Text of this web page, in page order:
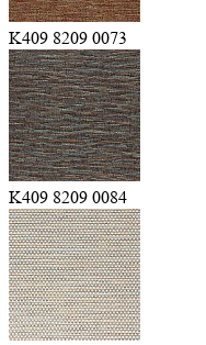
K409 8209 0073
K409 8209 0084